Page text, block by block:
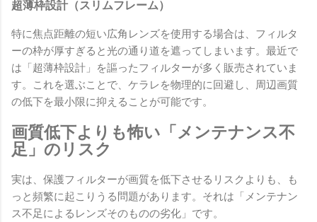
超薄枠設計（スリムフレーム）
特に焦点距離の短い広角レンズを使用する場合は、フィルタ
ーの枠が厚すぎると光の通り道を遮ってしまいます。最近で
は「超薄枠設計」を謳ったフィルターが多く販売されていま
す。これを選ぶことで、ケラレを物理的に回避し、周辺画質
の低下を最小限に抑えることが可能です。
画質低下よりも怖い「メンテナンス不
足」のリスク
実は、保護フィルターが画質を低下させるリスクよりも、も
っと頻繁に起こりうる問題があります。それは「メンテナン
ス不足によるレンズそのものの劣化」です。